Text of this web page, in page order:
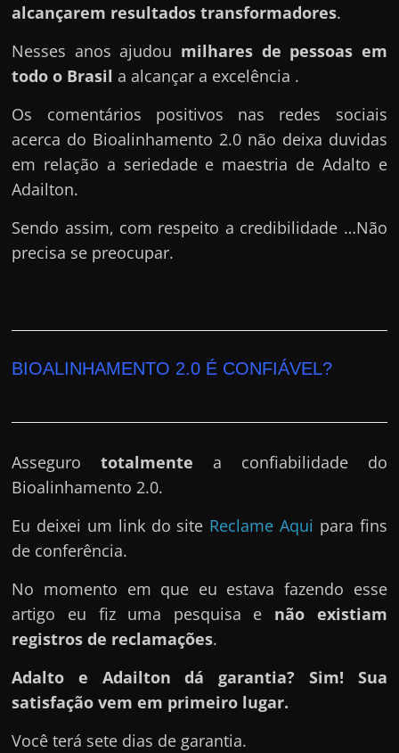
alcançarem resultados transformadores.
Nesses anos ajudou milhares de pessoas em
todo o Brasil a alcançar a excelência .
Os comentários positivos nas redes sociais
acerca do Bioalinhamento 2.0 não deixa duvidas
em relação a seriedade e maestria de Adalto e
Adailton.
Sendo assim, com respeito a credibilidade …Não
precisa se preocupar.
BIOALINHAMENTO 2.0 É CONFIÁVEL?
Assegurototalmente a confiabilidade do
Bioalinhamento 2.0.
Eu deixei um link do site Reclame Aqui para fins
de conferência.
No momento em que eu estava fazendo esse
artigo eu fiz uma pesquisa e não existiam
registros de reclamações.
Adalto e Adailton dá garantia? Sim! Sua
satisfação vem em primeiro lugar.
Você terá sete dias de garantia.